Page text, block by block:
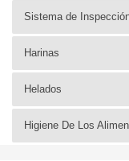
Sistema de
Harinas
Helados
Higiene De Los